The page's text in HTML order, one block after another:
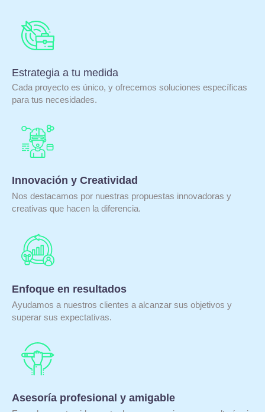
Estrategia a tu medida
Cada proyecto es único, y ofrecemos soluciones específicas
para tus necesidades.
Innovación y Creatividad
Nos destacamos por nuestras propuestas innovadoras y
creativas que hacen la diferencia.
Enfoque en resultados
Ayudamos a nuestros clientes a alcanzar sus objetivos y
superar sus expectativas.
Asesoría profesional y amigable